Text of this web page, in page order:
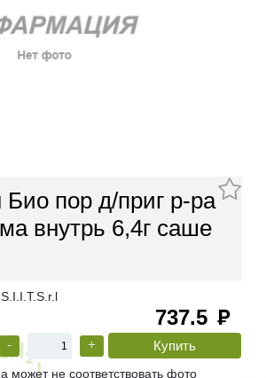
Био пор д/приг р-ра
внутрь 6,4г саше
S.I.I.T.S.r.l
737.5 руб
- +
может не соответствовать фото